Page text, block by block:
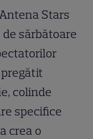
Stars
sărbătoare
colinde
specifice
crea o